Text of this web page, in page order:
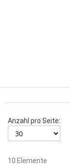
Anzahl pro Seite:
10 Elemente